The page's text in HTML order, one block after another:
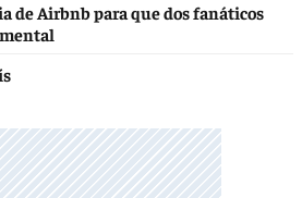
de Airbnb para que dos fanáticos